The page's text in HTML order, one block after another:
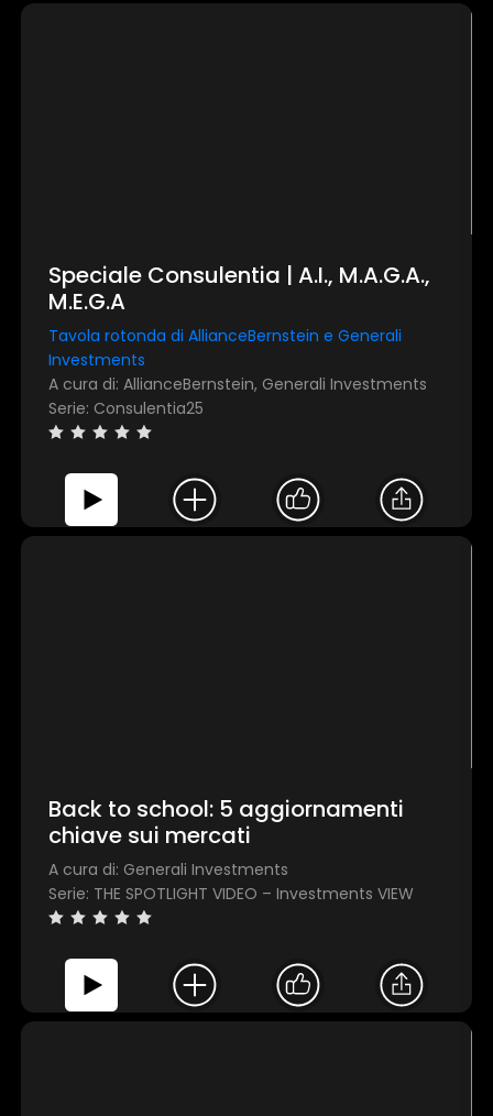
Speciale Consulentia | A.I., M.A.G.A.,
M.E.G.A
Tavola rotonda di AllianceBernstein e Generali
Investments
A cura di: AllianceBernstein, Generali Investments
Serie: Consulentia25
Back to school: 5 aggiornamenti
chiave sui mercati
A cura di: Generali Investments
Serie: THE SPOTLIGHT VIDEO – Investments VIEW